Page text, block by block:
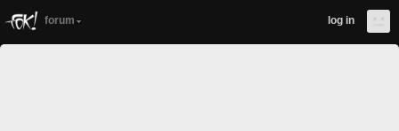
forum log in